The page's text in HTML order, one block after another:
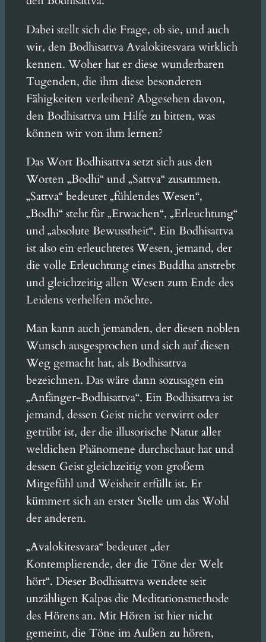
Dabei stellt sich die Frage, ob sie, und auch
wir, den Bodhisattva Avalokitesvara wirklich
kennen. Woher hat er diese wunderbaren
Tugenden, die ihm diese besonderen
Fähigkeiten verleihen? Abgesehen davon,
den Bodhisattva um Hilfe zu bitten, was
können wir von ihm lernen?
Das Wort Bodhisattva setzt sich aus den
Worten „Bodhi“ und „Sattva“ zusammen.
„Sattva“ bedeutet „fühlendes Wesen“,
„Bodhi“ steht für „Erwachen“, „Erleuchtung“
und „absolute Bewusstheit“. Ein Bodhisattva
ist also ein erleuchtetes Wesen, jemand, der
die volle Erleuchtung eines Buddha anstrebt
und gleichzeitig allen Wesen zum Ende des
Leidens verhelfen möchte.
Man kann auch jemanden, der diesen noblen
Wunsch ausgesprochen und sich auf diesen
Weg gemacht hat, als Bodhisattva
bezeichnen. Das wäre dann sozusagen ein
„Anfänger-Bodhisattva“. Ein Bodhisattva ist
jemand, dessen Geist nicht verwirrt oder
getrübt ist, der die illusorische Natur aller
weltlichen Phänomene durchschaut hat und
dessen Geist gleichzeitig von großem
Mitgefühl und Weisheit erfüllt ist. Er
kümmert sich an erster Stelle um das Wohl
der anderen.
„Avalokitesvara“ bedeutet „der
Kontemplierende, der die Töne der Welt
hört“. Dieser Bodhisattva wendete seit
unzähligen Kalpas die Meditationsmethode
des Hörens an. Mit Hören ist hier nicht
gemeint, die Töne im Außen zu hören,